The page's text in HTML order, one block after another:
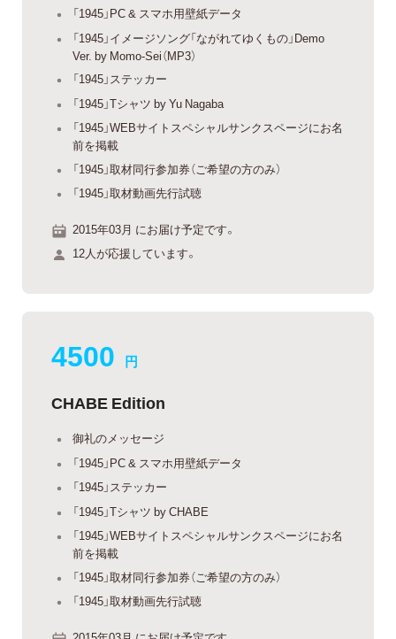
「1945」PC & スマホ用壁紙データ
「1945」イメージソング「ながれてゆくもの」Demo
Ver. by Momo-Sei（MP3）
「1945」ステッカー
「1945」Tシャツ by Yu Nagaba
「1945」WEBサイトスペシャルサンクスページにお名
前を掲載
「1945」取材同行参加券（ご希望の方のみ）
「1945」取材動画先行試聴
2015年03月 にお届け予定です。
12人が応援しています。
4500 円
CHABE Edition
御礼のメッセージ
「1945」PC & スマホ用壁紙データ
「1945」ステッカー
「1945」Tシャツ by CHABE
「1945」WEBサイトスペシャルサンクスページにお名
前を掲載
「1945」取材同行参加券（ご希望の方のみ）
「1945」取材動画先行試聴